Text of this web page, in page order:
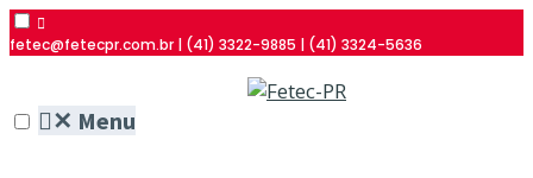
fetec@fetecpr.com.br | (41) 3322-9885 | (41) 3324-5636
✕ Menu